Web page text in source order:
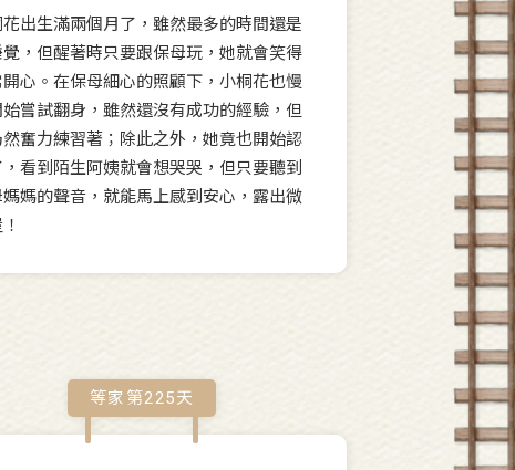
出生滿兩個月了，雖然最多的時間還是
，但醒著時只要跟保母玩，她就會笑得
心。在保母細心的照顧下，小桐花也慢
嘗試翻身，雖然還沒有成功的經驗，但
奮力練習著；除此之外，她竟也開始認
看到陌生阿姨就會想哭哭，但只要聽到
媽媽的聲音，就能馬上感到安心，露出微
等家第225天